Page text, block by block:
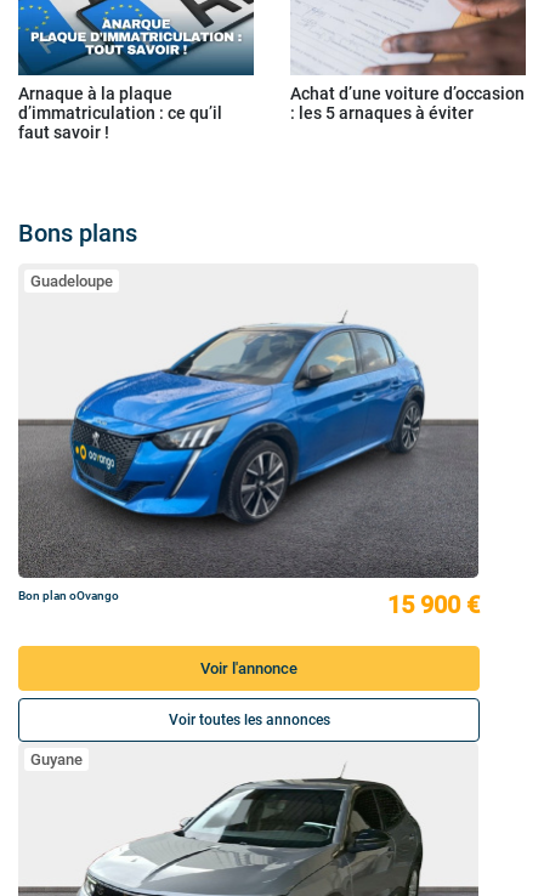
Arnaque à la plaque
d’immatriculation : ce qu’il
faut savoir !
Achat d’une voiture d’occasion
: les 5 arnaques à éviter
Bons plans
Guadeloupe
Bon plan oOvango 15 900 €
Voir l'annonce
Voir toutes les annonces
Guyane